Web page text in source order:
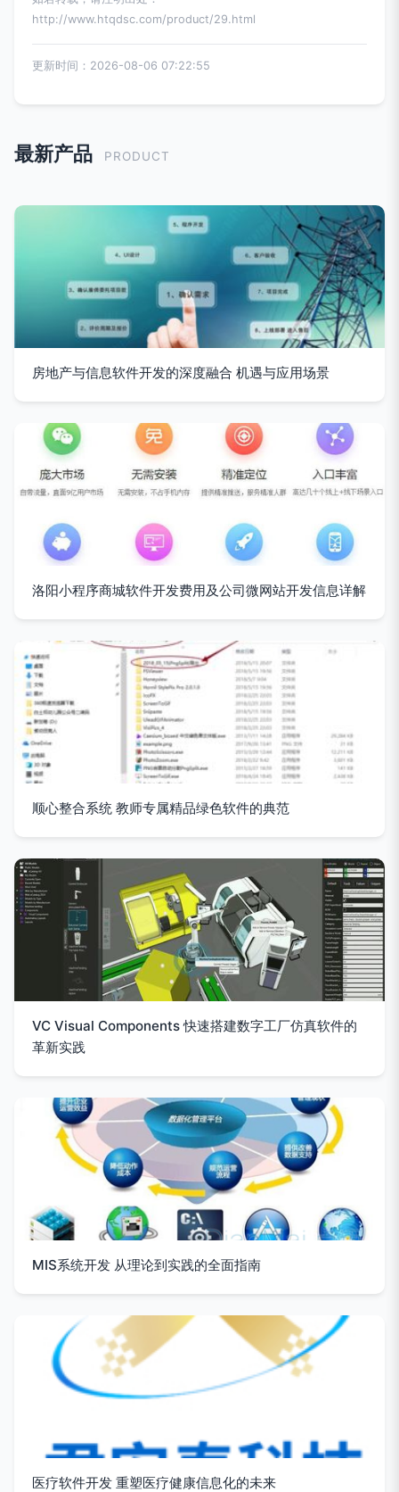
http://www.htqdsc.com/product/29.html
更新时间：2026-08-06 07:22:55
最新产品 PRODUCT
房地产与信息软件开发的深度融合 机遇与应用场景
洛阳小程序商城软件开发费用及公司微网站开发信息详解
顺心整合系统 教师专属精品绿色软件的典范
VC Visual Components 快速搭建数字工厂仿真软件的
革新实践
MIS系统开发 从理论到实践的全面指南
医疗软件开发 重塑医疗健康信息化的未来